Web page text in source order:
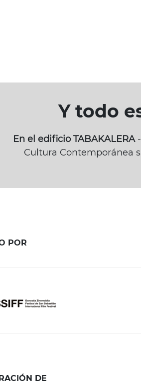
Y todo
En el edificio TABAKALERA-
Cultura Contemporánea
POR
DE